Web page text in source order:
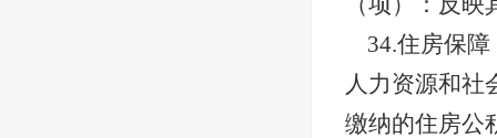
34.住房保
人力资源和社
缴纳的住房公